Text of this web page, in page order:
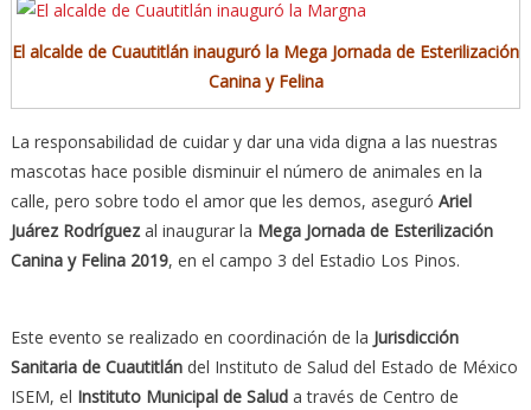
El alcalde de Cuautitlán inauguró la Mega Jornada de Esterilización
Canina y Felina
La responsabilidad de cuidar y dar una vida digna a las nuestras
mascotas hace posible disminuir el número de animales en la
calle, pero sobre todo el amor que les demos, aseguró Ariel
Juárez Rodríguezal inaugurar la Mega Jornada de Esterilización
Canina y Felina 2019, en el campo 3 del Estadio Los Pinos.
Este evento se realizado en coordinación de la Jurisdicción
Sanitaria de Cuautitlándel Instituto de Salud del Estado de México
ISEM, el Instituto Municipal de Saluda través de Centro de